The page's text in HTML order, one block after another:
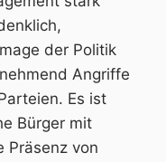
der Politik
Angriffe
Es ist
Bürger mit
Präsenz von